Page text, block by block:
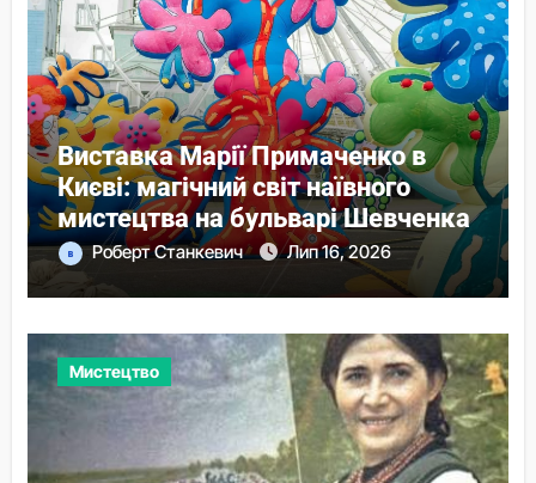
Виставка Марії Примаченко в
Києві: магічний світ наївного
мистецтва на бульварі Шевченка
Роберт Станкевич Лип 16, 2026
Мистецтво